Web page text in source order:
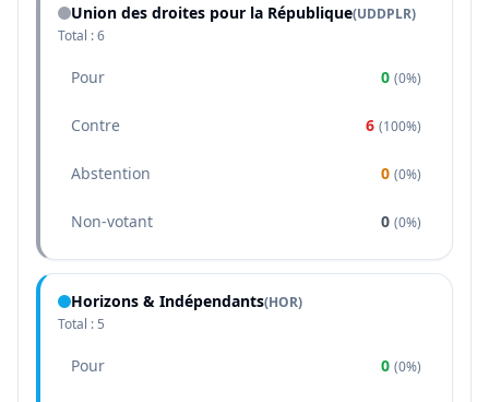
Union des droites pour la République(UDDPLR)
Total :6
Pour 0 (0%)
Contre 6 (100%)
Abstention 0 (0%)
Non-votant 0 (0%)
Horizons & Indépendants(HOR)
Total : 5
Pour 0 (0%)